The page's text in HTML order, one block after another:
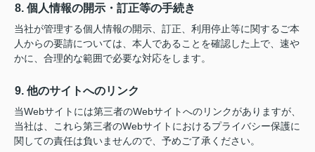
8. 個人情報の開示・訂正等の手続き
当社が管理する個人情報の開示、訂正、利用停止等に関するご本
人からの要請については、本人であることを確認した上で、速や
かに、合理的な範囲で必要な対応をします。
9. 他のサイトへのリンク
当Webサイトには第三者のWebサイトへのリンクがありますが、
当社は、これら第三者のWebサイトにおけるプライバシー保護に
関しての責任は負いませんので、予めご了承ください。